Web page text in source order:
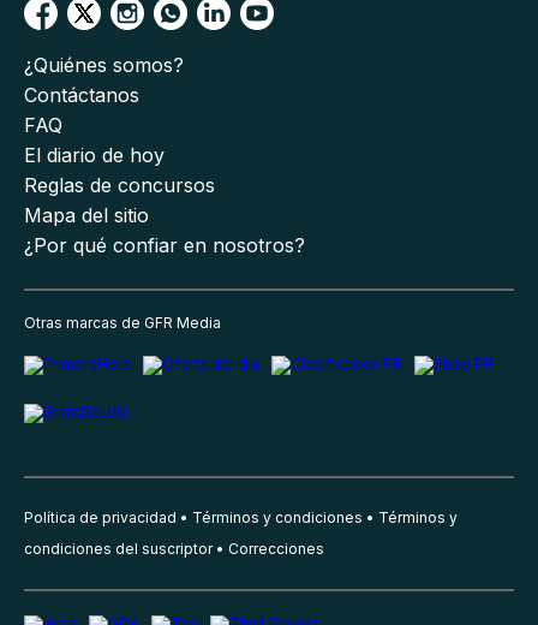
¿Quiénes somos?
Contáctanos
FAQ
El diario de hoy
Reglas de concursos
Mapa del sitio
¿Por qué confiar en nosotros?
Otras marcas de GFR Media
Política de privacidad Términos y condiciones
Términos y
condiciones del suscriptor
Correcciones